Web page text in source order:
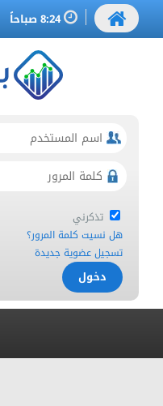
8:24 صباحاً
تذكرني
هل نسيت كلمة المرور؟
تسجيل عضوية جديدة
الرئيسية